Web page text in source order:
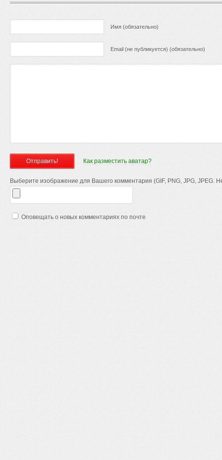
Имя (обязательно)
Email (не публикуется) (обязательно)
Как разместить аватар?
Выберите изображение для Вашего комментария (GIF, PNG, JPG, JPEG.
Оповещать о новых комментариях по почте